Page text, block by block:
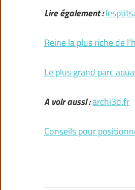
Lire également :
Reine la plus riche de
Le plus grand parc
A voir aussi :archi3d.fr
Conseils pour